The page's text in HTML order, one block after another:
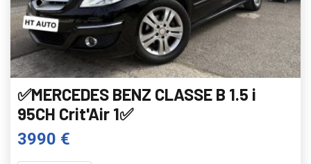
✅MERCEDES BENZ CLASSE B 1.5 i
95CH Crit'Air 1✅
3990 €